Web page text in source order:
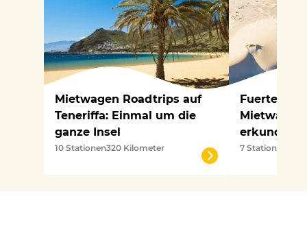
Mietwagen Roadtrips auf
Teneriffa: Einmal um die
ganze Insel
10 Stationen320 Kilometer
erkunden
7 Stationen